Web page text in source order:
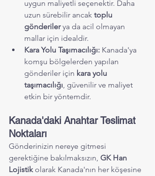
uygun maliyetli seçenektir. Daha
uzun sürebilir ancak toplu
gönderiler ya da acil olmayan
mallar için idealdir.
Kara Yolu Taşımacılığı: Kanada'ya
komşu bölgelerden yapılan
gönderiler için kara yolu
taşımacılığı, güvenilir ve maliyet
etkin bir yöntemdir.
Kanada'daki Anahtar Teslimat
Noktaları
Gönderinizin nereye gitmesi
gerektiğine bakılmaksızın, GK Han
Lojistik olarak Kanada'nın her köşesine